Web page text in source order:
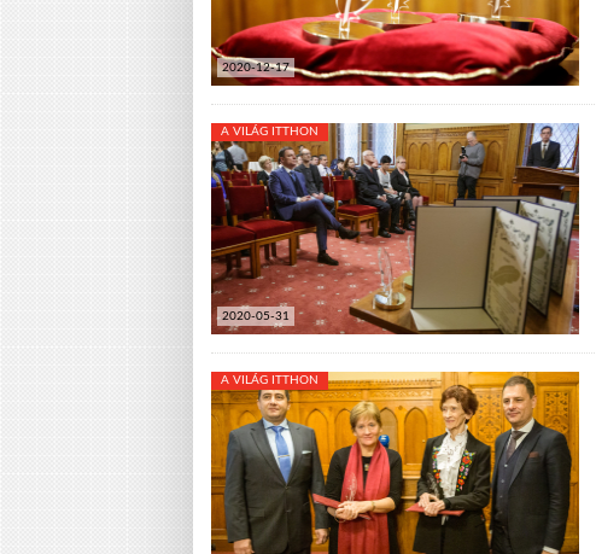
2020-12-17
2020-05-31
A VILÁG ITTHON
A VILÁG ITTHON